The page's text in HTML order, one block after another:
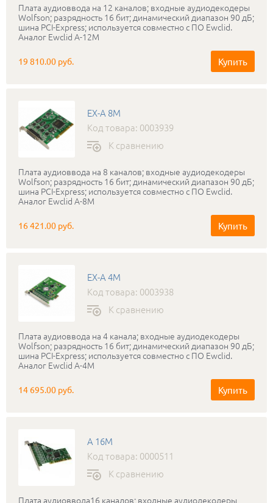
Плата аудиоввода на 12 каналов; входные аудиодекодеры
Wolfson; разрядность 16 бит; динамический диапазон 90 дБ;
шина PCI-Express; используется совместно с ПО Ewclid.
Аналог Ewclid A-12M
19 810.00 руб. Купить
EX-A 8M
Код товара: 0003939
К сравнению
Плата аудиоввода на 8 каналов; входные аудиодекодеры
Wolfson; разрядность 16 бит; динамический диапазон 90 дБ;
шина PCI-Express; используется совместно с ПО Ewclid.
Аналог Ewclid A-8M
16 421.00 руб. Купить
EX-A 4M
Код товара: 0003938
К сравнению
Плата аудиоввода на 4 канала; входные аудиодекодеры
Wolfson; разрядность 16 бит; динамический диапазон 90 дБ;
шина PCI-Express; используется совместно с ПО Ewclid.
Аналог Ewclid A-4M
14 695.00 руб. Купить
A 16M
Код товара: 0000511
К сравнению
Плата аудиоввода16 каналов; входные аудиодекодеры